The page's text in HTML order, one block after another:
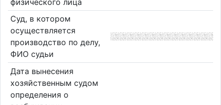
Суд, в котором
осуществляется
производство по делу,
ФИО судьи
Дата вынесения
хозяйственным судом
определения о